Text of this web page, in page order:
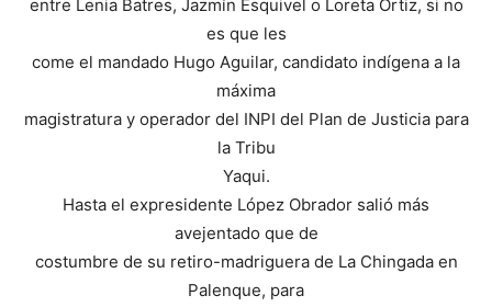
entre Lenia Batres, Jazmín Esquivel o Loreta Ortiz, si no
es que les
come el mandado Hugo Aguilar, candidato indígena a la
máxima
magistratura y operador del INPI del Plan de Justicia para
la Tribu
Yaqui.
Hasta el expresidente López Obrador salió más
avejentado que de
costumbre de su retiro-madriguera de La Chingada en
Palenque, para